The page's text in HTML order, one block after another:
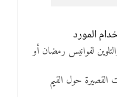
المورد
لفوانيس رمضان أو
القصيرة حول القيم